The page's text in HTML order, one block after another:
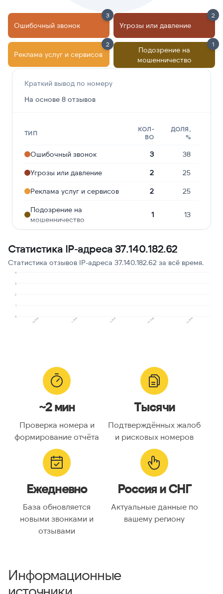
Ошибочный звонок
3
Угрозы или давление
2
Реклама услуг и сервисов
2
Подозрение на
мошенничество
1
Краткий вывод по номеру
На основе 8 отзывов
ТИП
КОЛ-
ВО
ДОЛЯ,
%
Ошибочный звонок 3 38
Угрозы или давление 2 25
Реклама услуг и сервисов 2 25
Подозрение на
мошенничество
1 13
Статистика IP-адреса 37.140.182.62
Статистика отзывов IP-адреса 37.140.182.62 за всё время.
0
1
2
3
4
09.2025 11.2025 12.2025 04.2026 05.2026
~2 мин
Проверка номера и
формирование отчёта
Тысячи
Подтверждённых жалоб
и рисковых номеров
Ежедневно
База обновляется
новыми звонками и
отзывами
Россия и СНГ
Актуальные данные по
вашему региону
Информационные